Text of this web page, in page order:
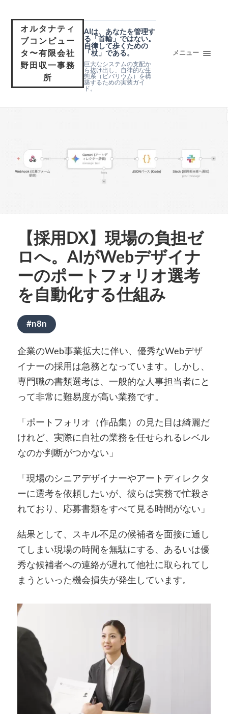
オルタナティ
ブコンピュー
タ〜有限会社
野田収一事務
所
AIは、あなたを管理す
る「首輪」ではない。
自律して歩くための
「杖」である。
巨大なシステムの支配か
ら抜け出し、自律的な生
態系（ビバリウム）を構
築するための実装ガイ
ド。
メニュー
【採用DX】現場の負担ゼ
ロへ。AIがWebデザイナ
ーのポートフォリオ選考
を自動化する仕組み
#n8n
企業のWeb事業拡大に伴い、優秀なWebデザ
イナーの採用は急務となっています。しかし、
専門職の書類選考は、一般的な人事担当者にと
って非常に難易度が高い業務です。
「ポートフォリオ（作品集）の見た目は綺麗だ
けれど、実際に自社の業務を任せられるレベル
なのか判断がつかない」
「現場のシニアデザイナーやアートディレクタ
ーに選考を依頼したいが、彼らは実務で忙殺さ
れており、応募書類をすべて見る時間がない」
結果として、スキル不足の候補者を面接に通し
てしまい現場の時間を無駄にする、あるいは優
秀な候補者への連絡が遅れて他社に取られてし
まうといった機会損失が発生しています。